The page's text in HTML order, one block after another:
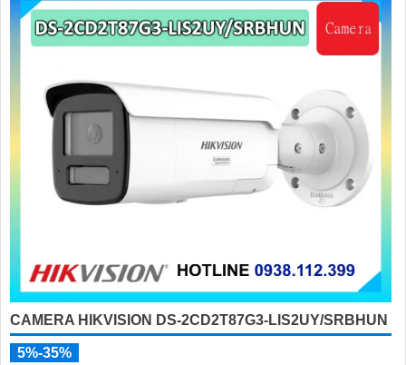
CAMERA HIKVISION DS-2CD2T87G3-LIS2UY/SRBHUN
5%-35%